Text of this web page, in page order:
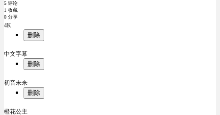
5 评论
1 收藏
0 分享
4K
删除
中文字幕
删除
初音未来
删除
橙花公主